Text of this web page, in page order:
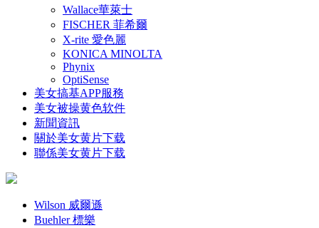
Wallace華萊士
FISCHER 菲希爾
X-rite 愛色麗
KONICA MINOLTA
Phynix
OptiSense
美女搞基APP服務
美女被操黄色软件
新聞資訊
關於美女黄片下载
聯係美女黄片下载
Wilson 威爾遜
Buehler 標樂